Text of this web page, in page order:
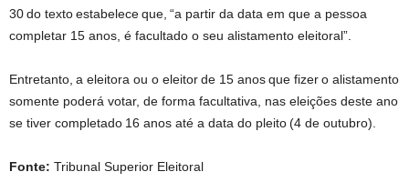
30 do texto estabelece que, “a partir da data em que a pessoa
completar 15 anos, é facultado o seu alistamento eleitoral”.
Entretanto, a eleitora ou o eleitor de 15 anos que fizer o alistamento
somente poderá votar, de forma facultativa, nas eleições deste ano
se tiver completado 16 anos até a data do pleito (4 de outubro).
Fonte: Tribunal Superior Eleitoral